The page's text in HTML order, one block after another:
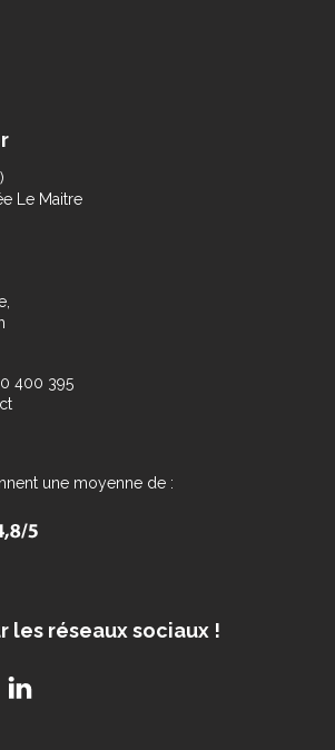
Le Maitre
400 395
une moyenne de :
les réseaux sociaux !